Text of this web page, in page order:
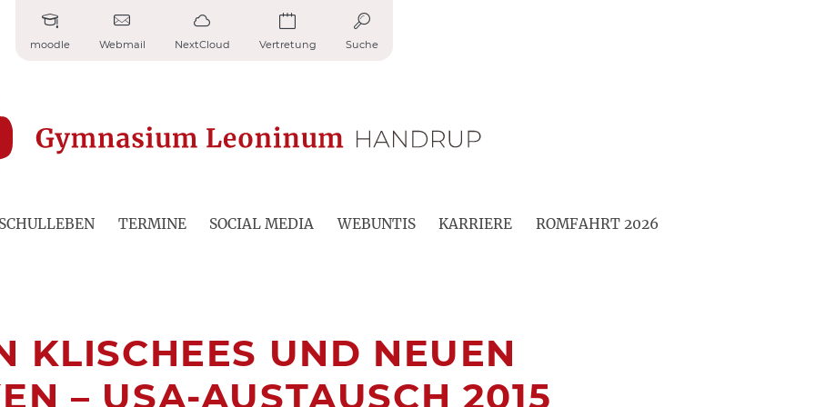
moodle Webmail NextCloud Vertretung Suche
SCHULLEBEN TERMINE SOCIAL MEDIA WEBUNTIS KARRIERE ROMFAHRT 2026
KLISCHEES UND NEUEN
– USA-AUSTAUSCH 2015